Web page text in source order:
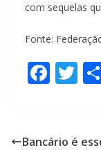
com sequelas
Fonte:
F
b
T
er
Bancário é